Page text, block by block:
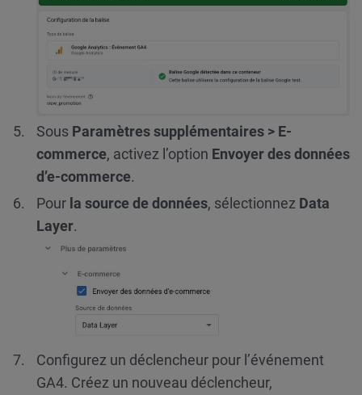
Sous Paramètres supplémentaires > E-
commerce, activez l’option Envoyer des données
d’e-commerce.
Pour la source de données, sélectionnez Data
Layer.
Configurez un déclencheur pour l’événement
GA4. Créez un nouveau déclencheur,